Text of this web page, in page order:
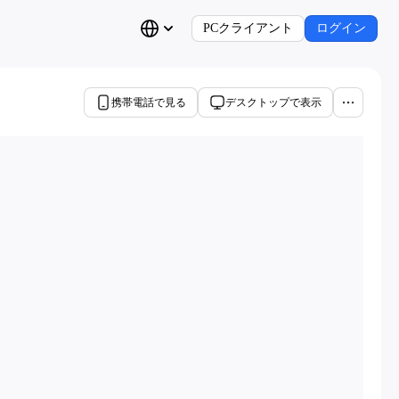
PCクライアント ログイン
携帯電話で見る デスクトップで表示